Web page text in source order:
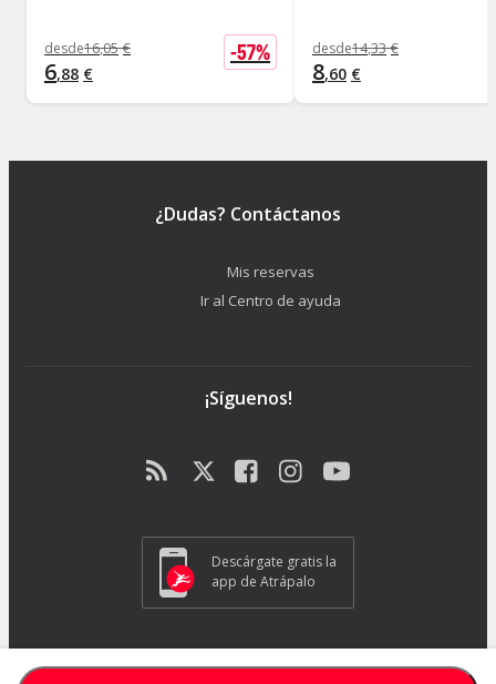
desde16,05 €
6,88 €
-57% desde14,33 €
8,60 €
¿Dudas? Contáctanos
Mis reservas
Ir al Centro de ayuda
¡Síguenos!
Descárgate gratis la
app de Atrápalo